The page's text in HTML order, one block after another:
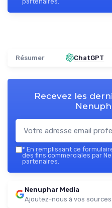
Résumer ChatGPT
Recevez les
* En remplissant ce
des fins commerciales par
partenaires.
Nenuphar Media
Ajoutez-nous à vos